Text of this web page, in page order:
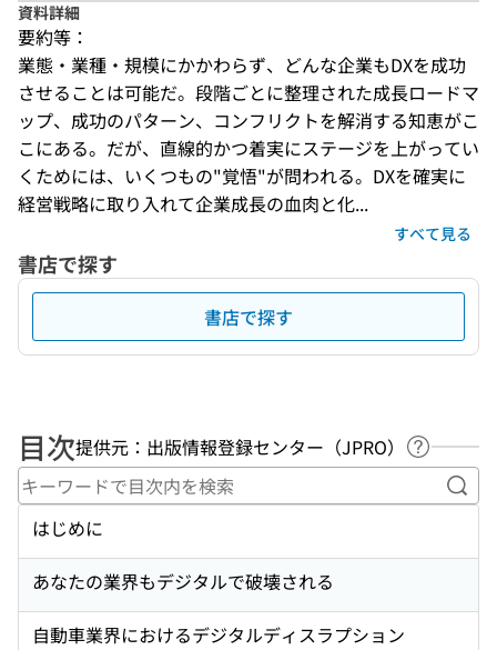
資料詳細
要約等：
業態・業種・規模にかかわらず、どんな企業もDXを成功
させることは可能だ。段階ごとに整理された成長ロードマ
ップ、成功のパターン、コンフリクトを解消する知恵がこ
こにある。だが、直線的かつ着実にステージを上がってい
くためには、いくつもの"覚悟"が問われる。DXを確実に
経営戦略に取り入れて企業成長の血肉と化...
すべて見る
書店で探す
書店で探す
目次提供元：出版情報登録センター（JPRO）
ヘルプペ
キ
はじめに
あなたの業界もデジタルで破壊される
自動車業界におけるデジタルディスラプション